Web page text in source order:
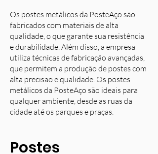
Os postes metálicos da PosteAço são
fabricados com materiais de alta
qualidade, o que garante sua resistência
e durabilidade. Além disso, a empresa
utiliza técnicas de fabricação avançadas,
que permitem a produção de postes com
alta precisão e qualidade. Os postes
metálicos da PosteAço são ideais para
qualquer ambiente, desde as ruas da
cidade até os parques e praças.
Postes